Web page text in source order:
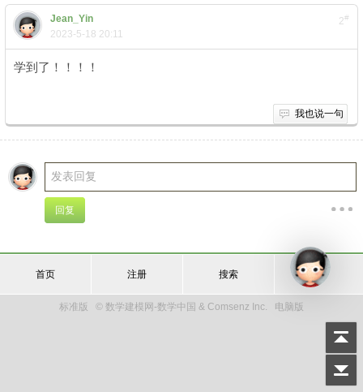
2#
Jean_Yin
2023-5-18 20:11
学到了！！！！
我也说一句
首页 注册 搜索 登录
标准版 © 数学建模网-数学中国 & Comsenz Inc. 电脑版